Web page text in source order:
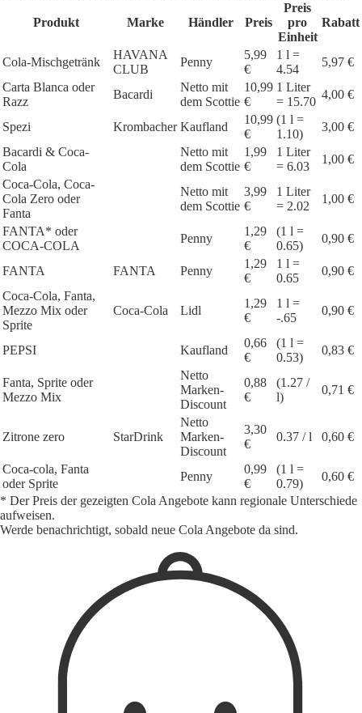
Produkt Marke Händler Preis
Preis
pro
Einheit
Rabatt
Cola-Mischgetränk
HAVANA
CLUB
Penny
5,99
€
1 l =
4.54
5,97 €
Carta Blanca oder
Razz
Bacardi
Netto mit
dem Scottie
10,99
€
1 Liter
= 15.70
4,00 €
Spezi Krombacher Kaufland
10,99
€
(1 l =
1.10)
3,00 €
Bacardi & Coca-
Cola
Netto mit
dem Scottie
1,99
€
1 Liter
= 6.03
1,00 €
Coca-Cola, Coca-
Cola Zero oder
Fanta
Netto mit
dem Scottie
3,99
€
1 Liter
= 2.02
1,00 €
FANTA* oder
COCA-COLA
Penny
1,29
€
(1 l =
0.65)
0,90 €
FANTA FANTA Penny
1,29
€
1 l =
0.65
0,90 €
Coca-Cola, Fanta,
Mezzo Mix oder
Sprite
Coca-Cola Lidl
1,29
€
1 l =
-.65
0,90 €
PEPSI Kaufland
0,66
€
(1 l =
0.53)
0,83 €
Fanta, Sprite oder
Mezzo Mix
Netto
Marken-
Discount
0,88
€
(1.27 /
l)
0,71 €
Zitrone zero StarDrink
Netto
Marken-
Discount
3,30
€
0.37 / l 0,60 €
Coca-cola, Fanta
oder Sprite
Penny
0,99
€
(1 l =
0.79)
0,60 €
* Der Preis der gezeigten Cola Angebote kann regionale Unterschiede
aufweisen.
Werde benachrichtigt, sobald neue Cola Angebote da sind.